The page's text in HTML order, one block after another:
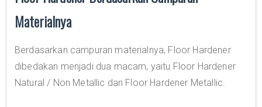
Materialnya
Berdasarkan campuran materialnya, Floor Hardener
dibedakan menjadi dua macam, yaitu Floor Hardener
Natural / Non Metallic dan Floor Hardener Metallic.